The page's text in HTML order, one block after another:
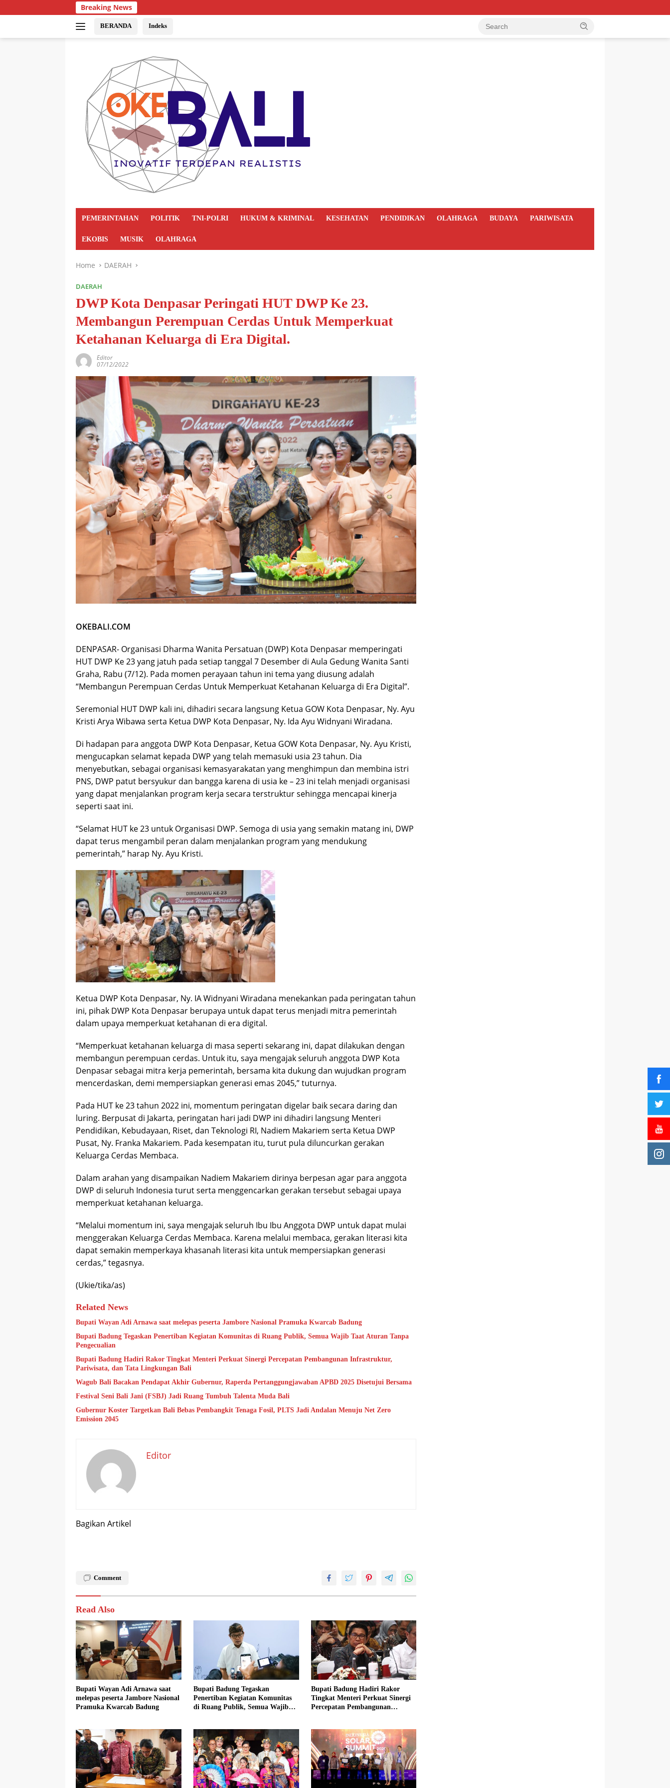
Breaking News
BERANDA Indeks
PEMERINTAHAN POLITIK TNI-POLRI HUKUM & KRIMINAL KESEHATAN PENDIDIKAN OLAHRAGA BUDAYA PARIWISATA
EKOBIS MUSIK OLAHRAGA
Home DAERAH
DAERAH
DWP Kota Denpasar Peringati HUT DWP Ke 23.
Membangun Perempuan Cerdas Untuk Memperkuat
Ketahanan Keluarga di Era Digital.
Editor
07/12/2022
OKEBALI.COM
DENPASAR- Organisasi Dharma Wanita Persatuan (DWP) Kota Denpasar memperingati
HUT DWP Ke 23 yang jatuh pada setiap tanggal 7 Desember di Aula Gedung Wanita Santi
Graha, Rabu (7/12). Pada momen perayaan tahun ini tema yang diusung adalah
“Membangun Perempuan Cerdas Untuk Memperkuat Ketahanan Keluarga di Era Digital”.
Seremonial HUT DWP kali ini, dihadiri secara langsung Ketua GOW Kota Denpasar, Ny. Ayu
Kristi Arya Wibawa serta Ketua DWP Kota Denpasar, Ny. Ida Ayu Widnyani Wiradana.
Di hadapan para anggota DWP Kota Denpasar, Ketua GOW Kota Denpasar, Ny. Ayu Kristi,
mengucapkan selamat kepada DWP yang telah memasuki usia 23 tahun. Dia
menyebutkan, sebagai organisasi kemasyarakatan yang menghimpun dan membina istri
PNS, DWP patut bersyukur dan bangga karena di usia ke – 23 ini telah menjadi organisasi
yang dapat menjalankan program kerja secara terstruktur sehingga mencapai kinerja
seperti saat ini.
“Selamat HUT ke 23 untuk Organisasi DWP. Semoga di usia yang semakin matang ini, DWP
dapat terus mengambil peran dalam menjalankan program yang mendukung
pemerintah,” harap Ny. Ayu Kristi.
Ketua DWP Kota Denpasar, Ny. IA Widnyani Wiradana menekankan pada peringatan tahun
ini, pihak DWP Kota Denpasar berupaya untuk dapat terus menjadi mitra pemerintah
dalam upaya memperkuat ketahanan di era digital.
“Memperkuat ketahanan keluarga di masa seperti sekarang ini, dapat dilakukan dengan
membangun perempuan cerdas. Untuk itu, saya mengajak seluruh anggota DWP Kota
Denpasar sebagai mitra kerja pemerintah, bersama kita dukung dan wujudkan program
mencerdaskan, demi mempersiapkan generasi emas 2045,” tuturnya.
Pada HUT ke 23 tahun 2022 ini, momentum peringatan digelar baik secara daring dan
luring. Berpusat di Jakarta, peringatan hari jadi DWP ini dihadiri langsung Menteri
Pendidikan, Kebudayaan, Riset, dan Teknologi RI, Nadiem Makariem serta Ketua DWP
Pusat, Ny. Franka Makariem. Pada kesempatan itu, turut pula diluncurkan gerakan
Keluarga Cerdas Membaca.
Dalam arahan yang disampaikan Nadiem Makariem dirinya berpesan agar para anggota
DWP di seluruh Indonesia turut serta menggencarkan gerakan tersebut sebagai upaya
memperkuat ketahanan keluarga.
“Melalui momentum ini, saya mengajak seluruh Ibu Ibu Anggota DWP untuk dapat mulai
menggerakan Keluarga Cerdas Membaca. Karena melalui membaca, gerakan literasi kita
dapat semakin memperkaya khasanah literasi kita untuk mempersiapkan generasi
cerdas,” tegasnya.
(Ukie/tika/as)
Related News
Bupati Wayan Adi Arnawa saat melepas peserta Jambore Nasional Pramuka Kwarcab Badung
Bupati Badung Tegaskan Penertiban Kegiatan Komunitas di Ruang Publik, Semua Wajib Taat Aturan Tanpa
Pengecualian
Bupati Badung Hadiri Rakor Tingkat Menteri Perkuat Sinergi Percepatan Pembangunan Infrastruktur,
Pariwisata, dan Tata Lingkungan Bali
Wagub Bali Bacakan Pendapat Akhir Gubernur, Raperda Pertanggungjawaban APBD 2025 Disetujui Bersama
Festival Seni Bali Jani (FSBJ) Jadi Ruang Tumbuh Talenta Muda Bali
Gubernur Koster Targetkan Bali Bebas Pembangkit Tenaga Fosil, PLTS Jadi Andalan Menuju Net Zero
Emission 2045
Editor
Bagikan Artikel
Comment
Read Also
Bupati Wayan Adi Arnawa saat
melepas peserta Jambore Nasional
Pramuka Kwarcab Badung
Bupati Badung Tegaskan
Penertiban Kegiatan Komunitas
di Ruang Publik, Semua Wajib
Bupati Badung Hadiri Rakor
Tingkat Menteri Perkuat Sinergi
Percepatan Pembangunan